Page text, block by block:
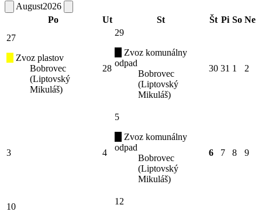
August2026
Po
Ut St Št Pi So Ne
27
Zvoz plastov
Bobrovec
(Liptovský
Mikuláš)
28
29
Zvoz komunálny
odpad
Bobrovec
(Liptovský
Mikuláš)
30 31 1 2
3 4
5
Zvoz komunálny
odpad
Bobrovec
(Liptovský
Mikuláš)
6 7 8 9
10
12